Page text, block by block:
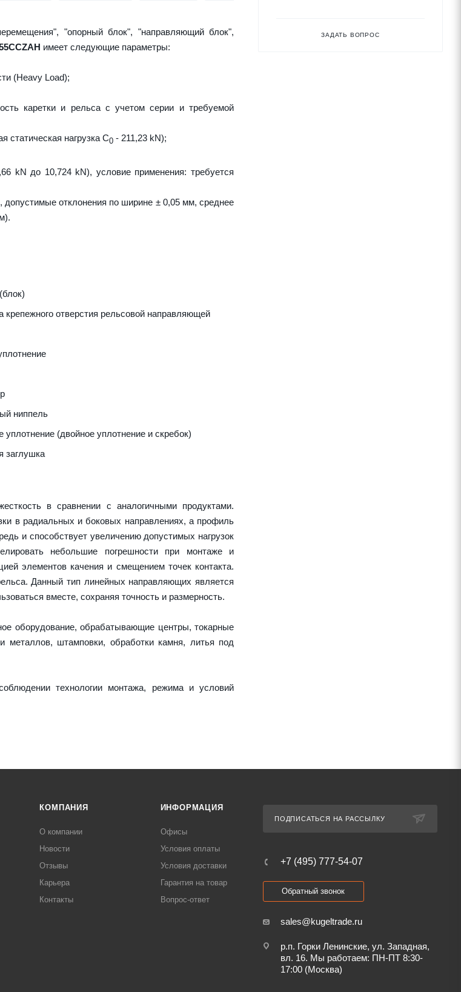
"опорный блок", "направляющий блок",
имеет следующие параметры:
(Heavy Load);
каретки и рельса с учетом серии и требуемой
статическая нагрузка С0 - 211,23 kN);
kN до 10,724 kN), условие применения: требуется
отклонения по ширине ± 0,05 мм, среднее
крепежного отверстия рельсовой направляющей
ниппель
уплотнение (двойное уплотнение и скребок)
заглушка
в сравнении с аналогичными продуктами.
в радиальных и боковых направлениях, а профиль
и способствует увеличению допустимых нагрузок
небольшие погрешности при монтаже и
элементов качения и смещением точек контакта.
Данный тип линейных направляющих является
вместе, сохраняя точность и размерность.
оборудование, обрабатывающие центры, токарные
штамповки, обработки камня, литья под
технологии монтажа, режима и условий
ЗАДАТЬ ВОПРОС
КОМПАНИЯ
О компании
Новости
Отзывы
Карьера
Контакты
ИНФОРМАЦИЯ
Офисы
Условия оплаты
Условия доставки
Гарантия на товар
Вопрос-ответ
ПОДПИСАТЬСЯ НА РАССЫЛКУ
+7 (495) 777-54-07
Обратный звонок
sales@kugeltrade.ru
р.п. Горки Ленинские, ул. Западная,
вл. 16. Мы работаем: ПН-ПТ 8:30-
17:00 (Москва)